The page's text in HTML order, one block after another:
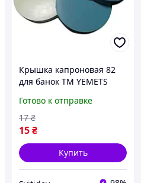
Крышка капроновая 82
для банок ТМ YEMETS
Готово к отправке
15₴
17 ₴
Купить